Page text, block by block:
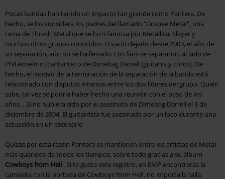
Pocas bandas han tenido un impacto tan grande como Pantera. De
hecho, se los considera los padres del llamado "Groove Metal", una
rama de Thrash Metal que se hizo famosa por Metallica, Slayer y
muchos otros grupos conocidos. El vacío dejado desde 2003, el año de
su separación, aún no se ha llenado. Los fans se separaron, al lado de
Phil Anselmo (cantante) o de Dimebag Darrell (guitarra y coros). De
hecho, el motivo de la terminación de la separación de la banda está
relacionado con disputas internas entre los dos líderes del grupo. Quién
sabe, tal vez se podría haber hecho una reunión con el paso de los
años… Si no hubiera sido por el asesinato de Dimebag Darrell el 8 de
diciembre de 2004. El guitarrista fue asesinada por un loco durante una
actuación en un escenario
Quizás por esta razón Pantera se mantienen entre los artistas de Metal
más queridos de todos los tiempos, sobre todo gracias a su álbum
Cowboys from Hell . Si te gusta este registro, en EMP encontrarás la
camiseta con la portada de Cowboys from Hell, no importa la talla.